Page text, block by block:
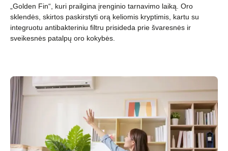
„Golden Fin“, kuri prailgina įrenginio tarnavimo laiką. Oro
sklendės, skirtos paskirstyti orą keliomis kryptimis, kartu su
integruotu antibakteriniu filtru prisideda prie švaresnės ir
sveikesnės patalpų oro kokybės.